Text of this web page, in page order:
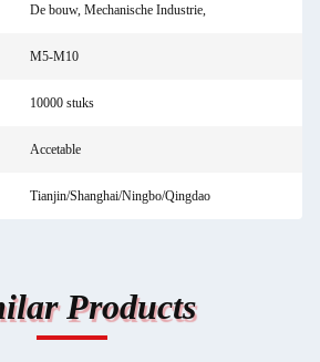
De bouw, Mechanische Industrie,
M5-M10
10000 stuks
Accetable
Tianjin/Shanghai/Ningbo/Qingdao
Products